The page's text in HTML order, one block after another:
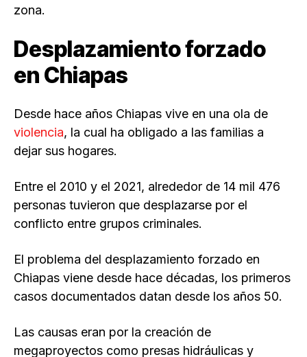
zona.
Desplazamiento forzado
en Chiapas
Desde hace años Chiapas vive en una ola de
violencia, la cual ha obligado a las familias a
dejar sus hogares.
Entre el 2010 y el 2021, alrededor de 14 mil 476
personas tuvieron que desplazarse por el
conflicto entre grupos criminales.
El problema del desplazamiento forzado en
Chiapas viene desde hace décadas, los primeros
casos documentados datan desde los años 50.
Las causas eran por la creación de
megaproyectos como presas hidráulicas y